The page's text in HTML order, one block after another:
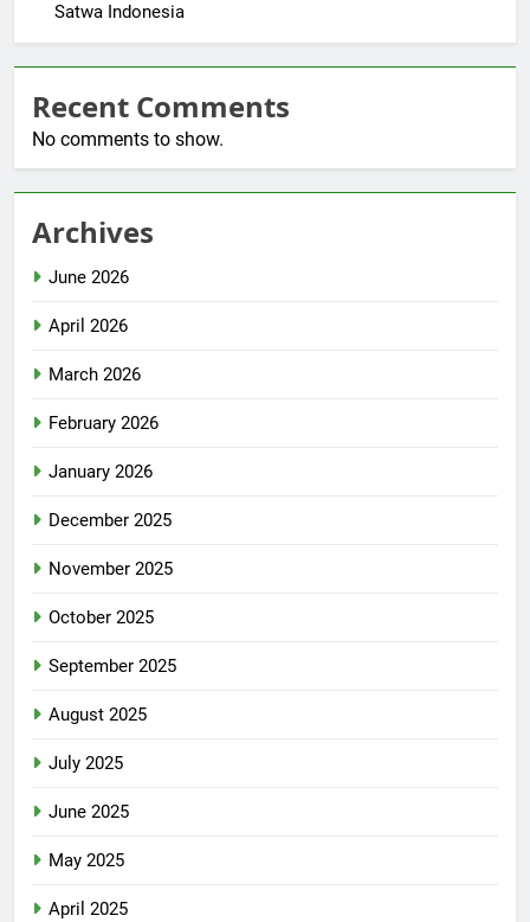
Satwa Indonesia
Recent Comments
No comments to show.
Archives
June 2026
April 2026
March 2026
February 2026
January 2026
December 2025
November 2025
October 2025
September 2025
August 2025
July 2025
June 2025
May 2025
April 2025